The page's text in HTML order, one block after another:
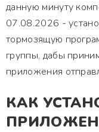
данную минуту
07.08.2026 -
тормозящую
группы, дабы
приложения
КАК